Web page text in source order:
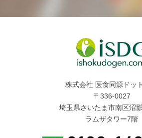
株式会社 医食同源ドッ
〒336-0027
埼玉県さいたま市南区沼
ラムザタワー7階